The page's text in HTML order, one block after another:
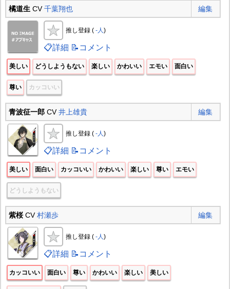
橘道生CV千葉翔也 編集
推し登録 ( -人)
📋詳細 📝コメント
美しい どうしようもない 楽しい かわいい エモい 面白い
尊い カッコいい
青波征一郎CV井上雄貴 編集
推し登録 ( -人)
📋詳細 📝コメント
美しい 面白い カッコいい かわいい 楽しい 尊い エモい
どうしようもない
紫桜CV村瀬歩 編集
推し登録 ( -人)
📋詳細 📝コメント
カッコいい 面白い 尊い かわいい 楽しい 美しい